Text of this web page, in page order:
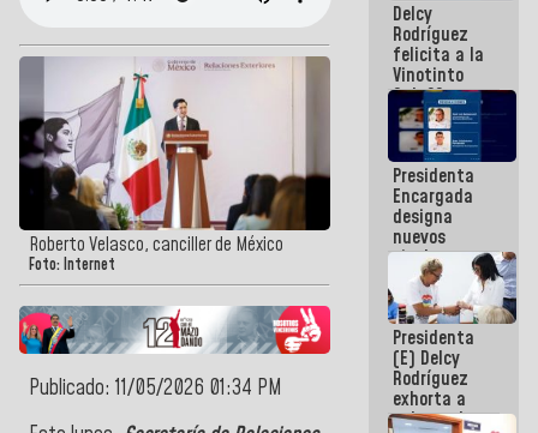
Roberto Velasco, canciller de México
Foto: Internet
Publicado: 11/05/2026 01:34 PM
Delcy
Rodríguez
felicita a la
Vinotinto
Sub 20
campeona
frente
México Sub
23 en los
Centroamericanos
Presidenta
Encargada
designa
nuevos
titulares en
Viceministerio
de Energía
Eléctrica y
CORPOELEC
Presidenta
(E) Delcy
Rodríguez
exhorta a
gobernadores